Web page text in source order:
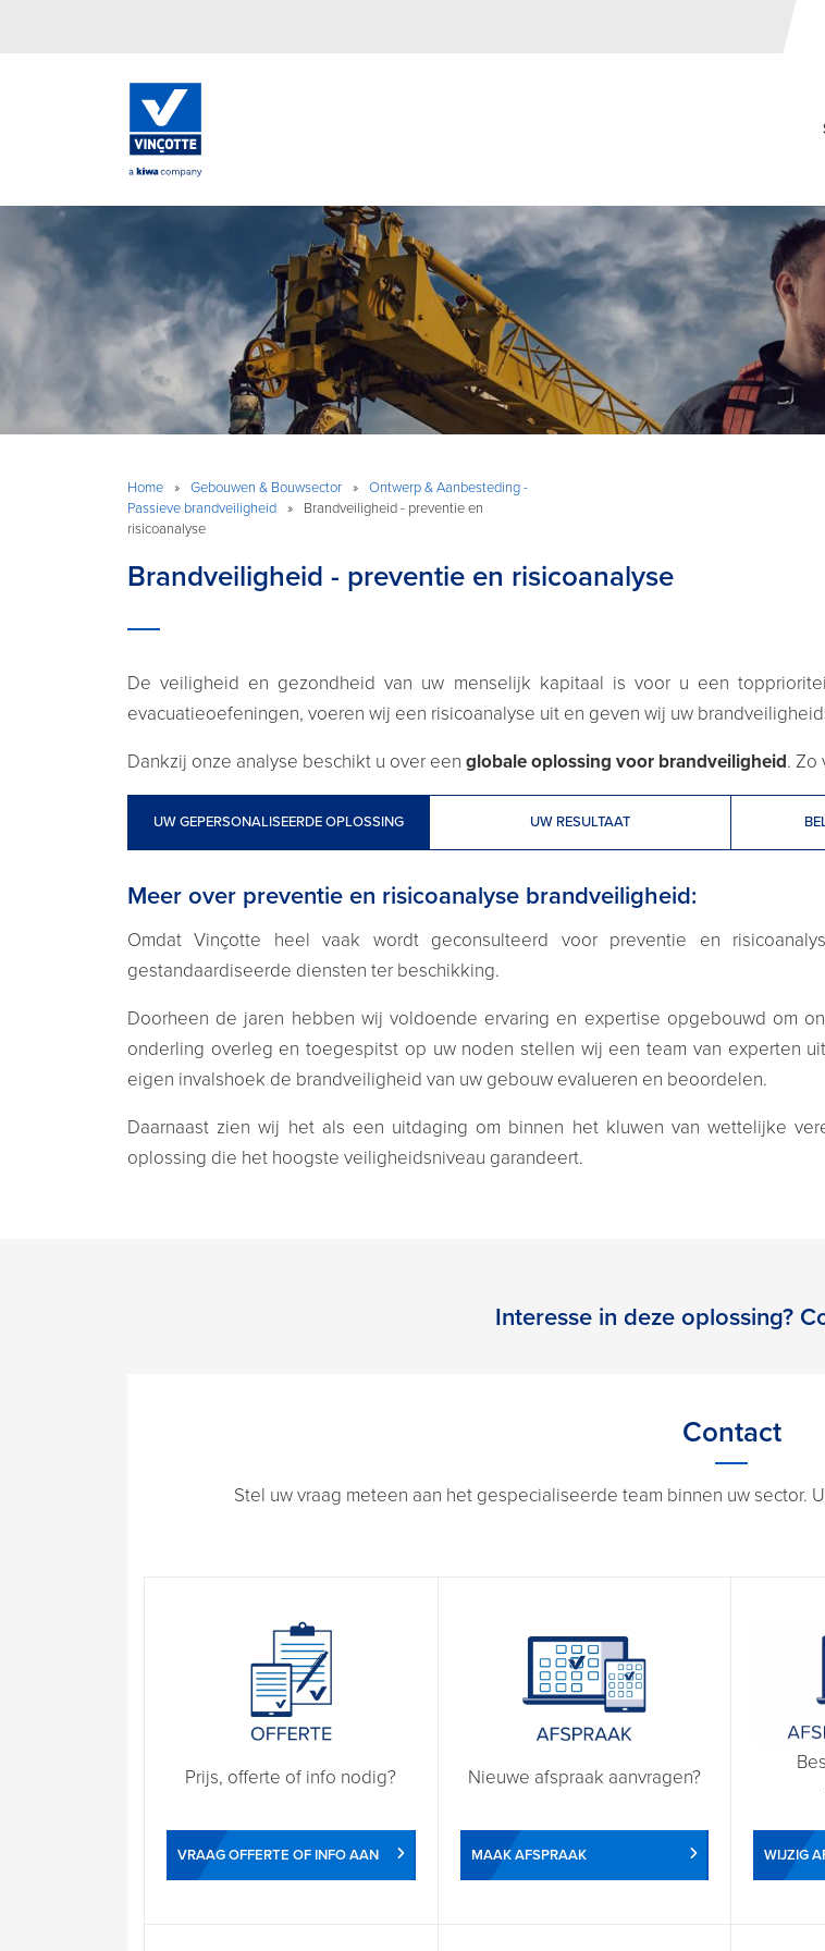
Home » Gebouwen & Bouwsector »
Ontwerp & Aanbesteding -
Passieve brandveiligheid
»
Brandveiligheid - preventie en
risicoanalyse
Brandveiligheid - preventie en risicoanalyse
De veiligheid en gezondheid van uw menselijk kapitaal is voor u een
evacuatieoefeningen, voeren wij een risicoanalyse uit en geven wij uw
Dankzij onze analyse beschikt u over een globale oplossing voor brandveiligheid. Zo
UW GEPERSONALISEERDE OPLOSSING UW RESULTAAT
Meer over preventie en risicoanalyse brandveiligheid:
Omdat Vinçotte heel vaak wordt geconsulteerd voor preventie en
gestandaardiseerde diensten ter beschikking.
Doorheen de jaren hebben wij voldoende ervaring en expertise opgebouwd om
onderling overleg en toegespitst op uw noden stellen wij een team van experten
eigen invalshoek de brandveiligheid van uw gebouw evalueren en beoordelen.
Daarnaast zien wij het als een uitdaging om binnen het kluwen van wettelijke
oplossing die het hoogste veiligheidsniveau garandeert.
Interesse in deze oplossing?
Contact
Stel uw vraag meteen aan het gespecialiseerde team binnen uw sector.
Prijs, offerte of info nodig?
VRAAG OFFERTE OF INFO AAN
Nieuwe afspraak aanvragen?
MAAK AFSPRAAK WIJZIG